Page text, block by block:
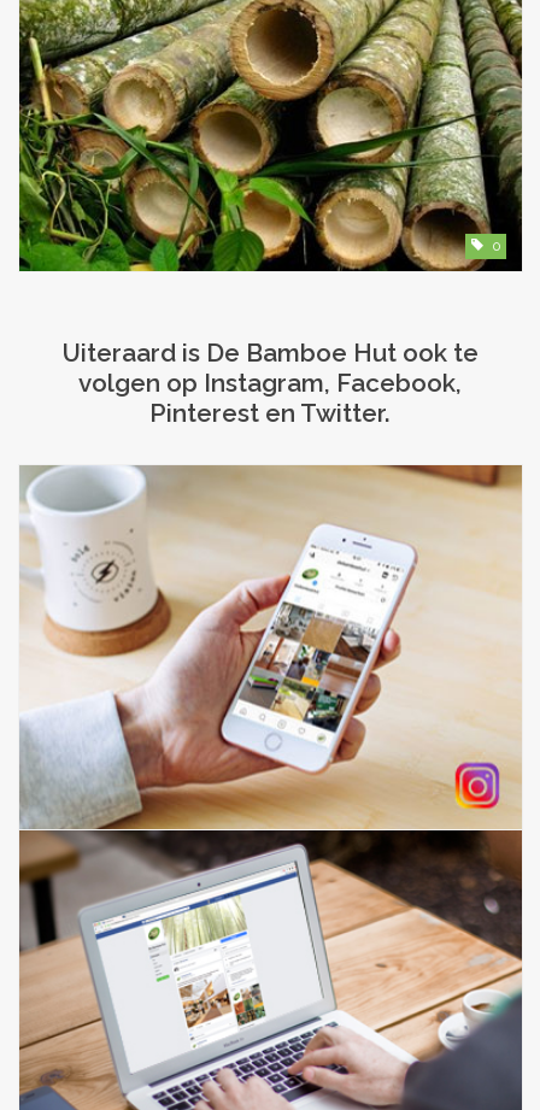
0
Uiteraard is De Bamboe Hut ook te
volgen op Instagram, Facebook,
Pinterest en Twitter.